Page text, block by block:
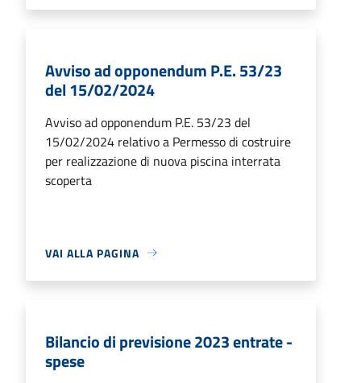
Avviso ad opponendum P.E. 53/23
del 15/02/2024
Avviso ad opponendum P.E. 53/23 del
15/02/2024 relativo a Permesso di costruire
per realizzazione di nuova piscina interrata
scoperta
VAI ALLA PAGINA
Bilancio di previsione 2023 entrate -
spese